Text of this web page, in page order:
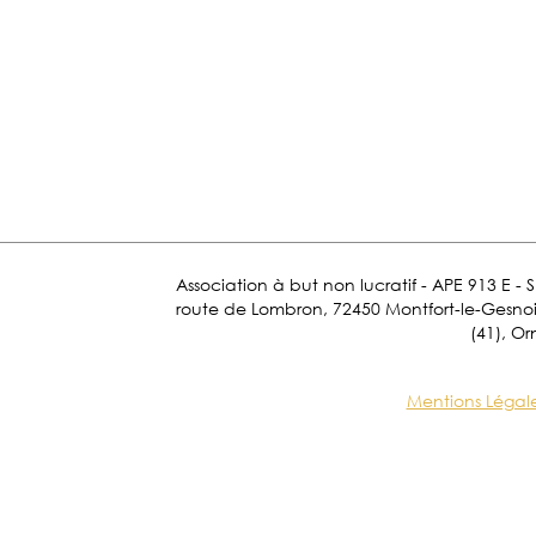
Association à but non lucratif - APE 913 E -
route de Lombron, 72450 Montfort-le-
(41),
Mentions